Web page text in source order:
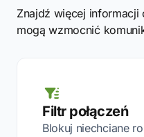
Znajdź więcej
mogą wzmocnić
Filtr połączeń
Blokuj niechciane